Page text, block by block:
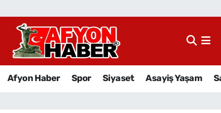
Afyon Haber Spor Siyaset Asayiş Yaşam
Afyon Haber